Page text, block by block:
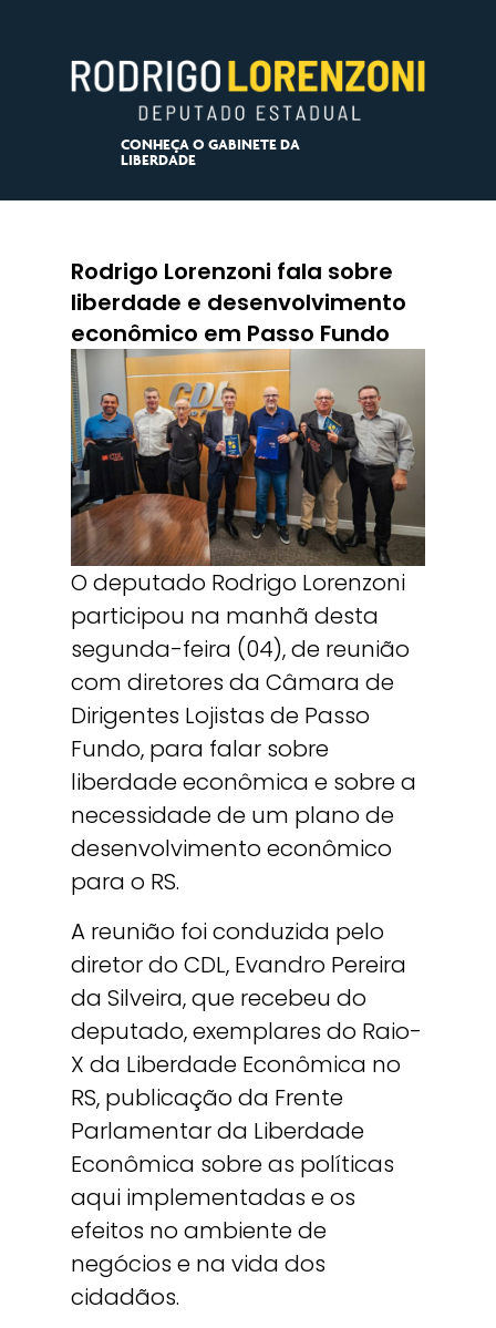
CONHEÇA O GABINETE DA
LIBERDADE
Rodrigo Lorenzoni fala sobre
liberdade e desenvolvimento
econômico em Passo Fundo
O deputado Rodrigo Lorenzoni
participou na manhã desta
segunda-feira (04), de reunião
com diretores da Câmara de
Dirigentes Lojistas de Passo
Fundo, para falar sobre
liberdade econômica e sobre a
necessidade de um plano de
desenvolvimento econômico
para o RS.
A reunião foi conduzida pelo
diretor do CDL, Evandro Pereira
da Silveira, que recebeu do
deputado, exemplares do Raio-
X da Liberdade Econômica no
RS, publicação da Frente
Parlamentar da Liberdade
Econômica sobre as políticas
aqui implementadas e os
efeitos no ambiente de
negócios e na vida dos
cidadãos.